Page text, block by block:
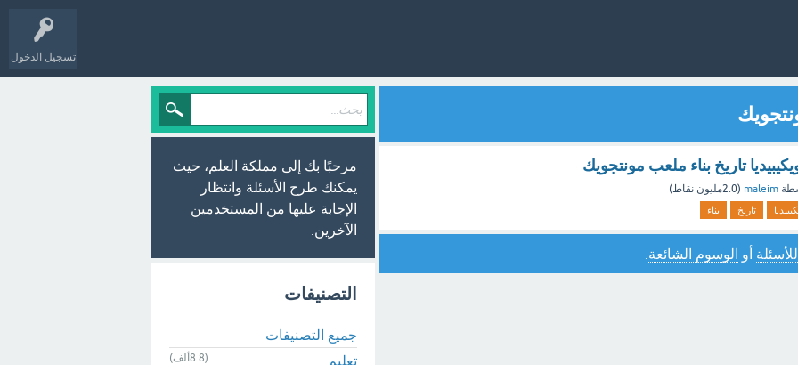
تسجيل الدخول
تاريخ بناء ملعب مونتجويك
maleim
(2.0مليون نقاط)
تاريخ بناء
أو الوسوم الشائعة
مرحبًا بك إلى مملكة العلم، حيث
يمكنك طرح الأسئلة وانتظار
الإجابة عليها من المستخدمين
الآخرين.
التصنيفات
جميع التصنيفات
تعليم
(8.8ألف)